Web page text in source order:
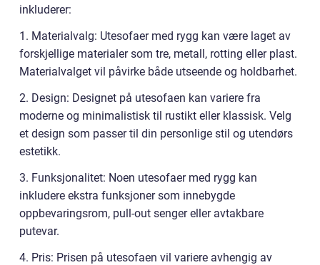
inkluderer:
1. Materialvalg: Utesofaer med rygg kan være laget av
forskjellige materialer som tre, metall, rotting eller plast.
Materialvalget vil påvirke både utseende og holdbarhet.
2. Design: Designet på utesofaen kan variere fra
moderne og minimalistisk til rustikt eller klassisk. Velg
et design som passer til din personlige stil og utendørs
estetikk.
3. Funksjonalitet: Noen utesofaer med rygg kan
inkludere ekstra funksjoner som innebygde
oppbevaringsrom, pull-out senger eller avtakbare
putevar.
4. Pris: Prisen på utesofaen vil variere avhengig av